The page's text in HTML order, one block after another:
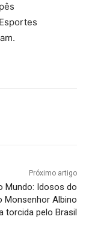
Próximo artigo
Mundo: Idosos do
Monsenhor Albino
torcida pelo Brasil